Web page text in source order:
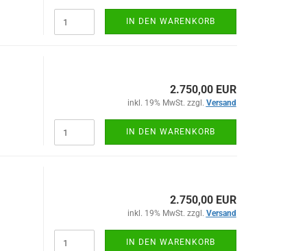
IN DEN WARENKORB
2.750,00 EUR
inkl. 19% MwSt. zzgl. Versand
IN DEN WARENKORB
2.750,00 EUR
inkl. 19% MwSt. zzgl. Versand
IN DEN WARENKORB